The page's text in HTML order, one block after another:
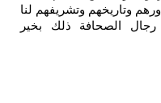
وتاريخهم وتشريفهم لنا
الصحافة ذلك بخير